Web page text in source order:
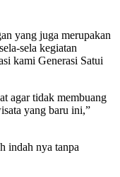
yang juga merupakan
sela kegiatan
kami Generasi Satui
agar tidak membuang
yang baru ini,”
indah nya tanpa